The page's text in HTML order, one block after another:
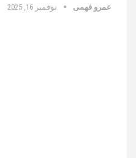
عمرو فهمى نوفمبر 16, 2025